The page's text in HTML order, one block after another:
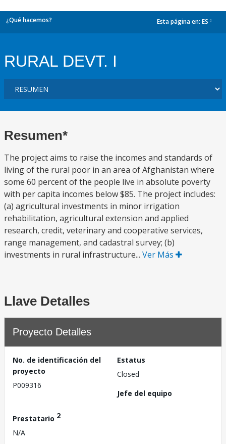
¿Qué hacemos? Esta página en: ES
RURAL DEVT. I
Resumen*
The project aims to raise the incomes and standards of
living of the rural poor in an area of Afghanistan where
some 60 percent of the people live in absolute poverty
with per capita incomes below $85. The project includes:
(a) agricultural investments in minor irrigation
rehabilitation, agricultural extension and applied
research, credit, veterinary and cooperative services,
range management, and cadastral survey; (b)
investments in rural infrastructure... Ver Más
Llave Detalles
Proyecto Detalles
No. de identificación del
proyecto
P009316
Estatus
Closed
Jefe del equipo
Prestatario 2
N/A